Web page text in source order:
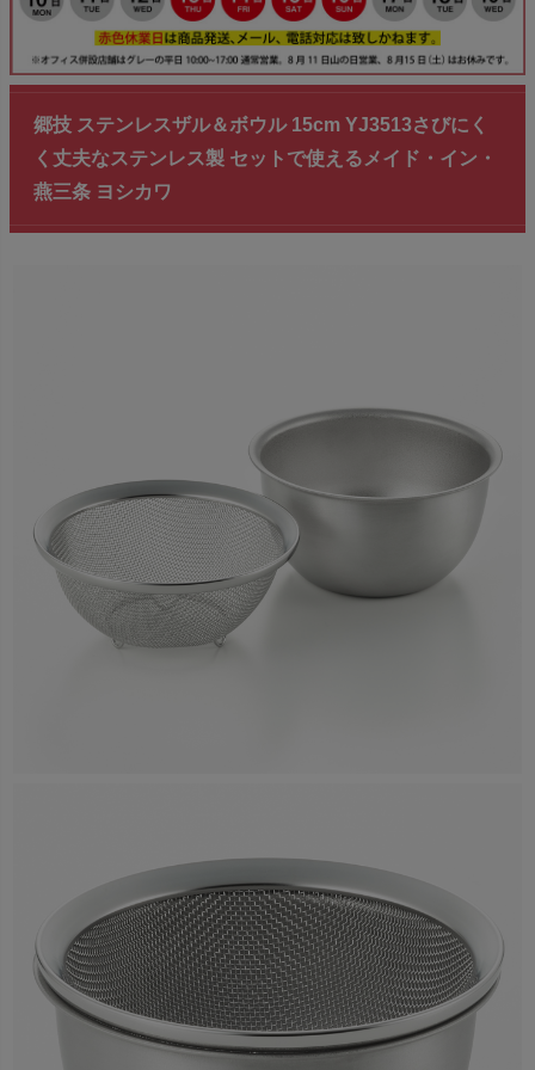
郷技 ステンレスザル＆ボウル 15cm YJ3513さびにく
く丈夫なステンレス製 セットで使えるメイド・イン・
燕三条 ヨシカワ